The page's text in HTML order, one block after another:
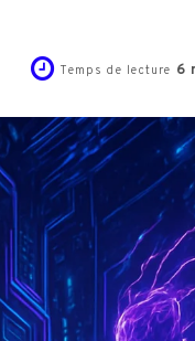
Temps de lecture 6